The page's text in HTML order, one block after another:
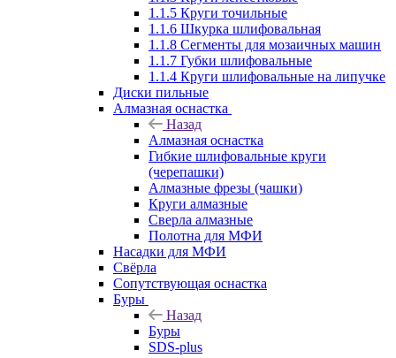
1.1.5 Круги точильные
1.1.6 Шкурка шлифовальная
1.1.8 Сегменты для мозаичных машин
1.1.7 Губки шлифовальные
1.1.4 Круги шлифовальные на липучке
Диски пильные
Алмазная оснастка
Назад
Алмазная оснастка
Гибкие шлифовальные круги
(черепашки)
Алмазные фрезы (чашки)
Круги алмазные
Сверла алмазные
Полотна для МФИ
Насадки для МФИ
Свёрла
Сопутствующая оснастка
Буры
Назад
Буры
SDS-plus